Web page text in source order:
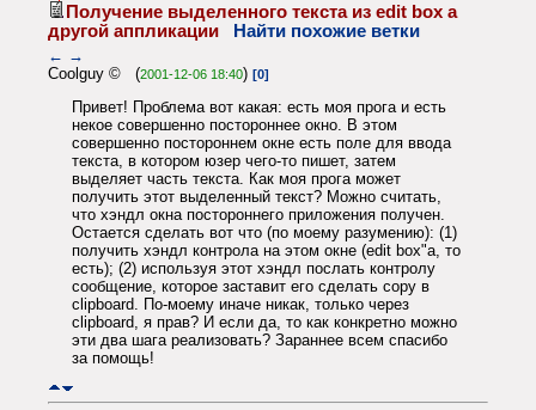
Получение выделенного текста из edit box а
другой аппликации
Найти похожие ветки
← →
Coolguy © (2001-12-06 18:40) [0]
Привет! Проблема вот какая: есть моя прога и есть
некое совершенно постороннее окно. В этом
совершенно постороннем окне есть поле для ввода
текста, в котором юзер чего-то пишет, затем
выделяет часть текста. Как моя прога может
получить этот выделенный текст? Можно считать,
что хэндл окна постороннего приложения получен.
Остается сделать вот что (по моему разумению): (1)
получить хэндл контрола на этом окне (edit box"а, то
есть); (2) используя этот хэндл послать контролу
сообщение, которое заставит его сделать copy в
clipboard. По-моему иначе никак, только через
clipboard, я прав? И если да, то как конкретно можно
эти два шага реализовать? Зараннее всем спасибо
за помощь!